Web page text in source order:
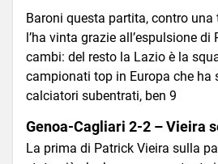
Baroni questa partita, contro una
l’ha vinta grazie all’espulsione di
cambi: del resto la Lazio è la
campionati top in Europa che ha
calciatori subentrati, ben 9
Genoa-Cagliari 2-2 – Vieira
La prima di Patrick Vieira sulla